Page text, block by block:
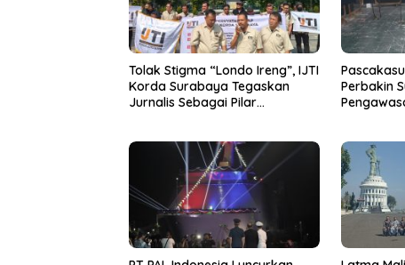
Tolak Stigma “Londo Ireng”, IJTI
Korda Surabaya Tegaskan
Jurnalis Sebagai Pilar
Perbakin